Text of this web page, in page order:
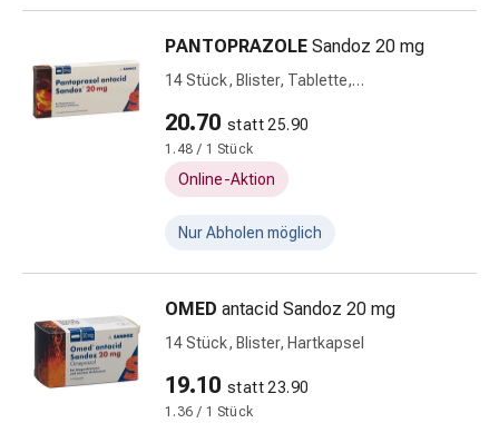
Munddesinfektionsmittel
Aphten
und
Mundentzündungen
Medikamente
Haarausfall
Kopfhautpflege
Kopfläuse
Körperpflege
Gesichtspflege
Augenpflege
Gesichtspeeling
Gesichtsmasken
PANTOPRAZOLE Sandoz 20 mg
14 Stück, Blister, Tablette,
20.70 statt 25.90
1.48 / 1 Stück
Online-Aktion
Nur Abholen möglich
OMED antacid Sandoz 20 mg
14 Stück, Blister, Hartkapsel
19.10 statt 23.90
1.36 / 1 Stück